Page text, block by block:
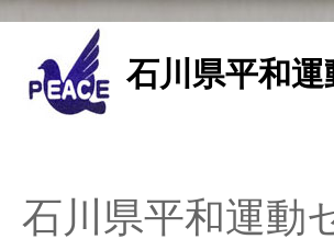
石川県平和
石川県平和運動